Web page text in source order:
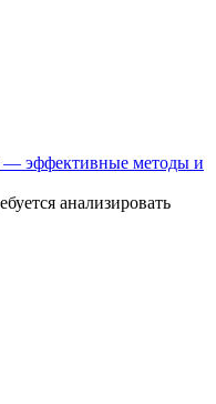
— эффективные методы и
анализировать